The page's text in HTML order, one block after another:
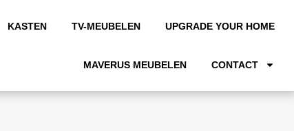
KASTEN TV-MEUBELEN UPGRADE YOUR HOME
MAVERUS MEUBELEN CONTACT